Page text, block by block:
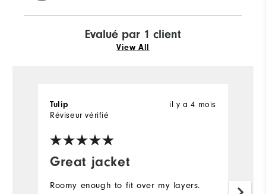
Evalué par 1 client
View All
Great jacket
il y a 4 mois
Tulip
Réviseur vérifié
Roomy enough to fit over my layers.